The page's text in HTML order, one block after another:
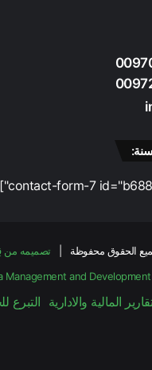
Management and Development
المالية والادارية التبرع